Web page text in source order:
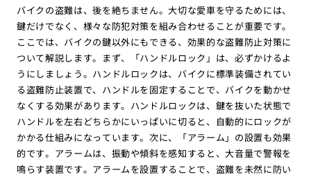
バイクの盗難は、後を絶ちません。大切な愛車を守るためには、
鍵だけでなく、様々な防犯対策を組み合わせることが重要です。
ここでは、バイクの鍵以外にもできる、効果的な盗難防止対策に
ついて解説します。まず、「ハンドルロック」は、必ずかけるよ
うにしましょう。ハンドルロックは、バイクに標準装備されてい
る盗難防止装置で、ハンドルを固定することで、バイクを動かせ
なくする効果があります。ハンドルロックは、鍵を抜いた状態で
ハンドルを左右どちらかにいっぱいに切ると、自動的にロックが
かかる仕組みになっています。次に、「アラーム」の設置も効果
的です。アラームは、振動や傾斜を感知すると、大音量で警報を
鳴らす装置です。アラームを設置することで、盗難を未然に防い